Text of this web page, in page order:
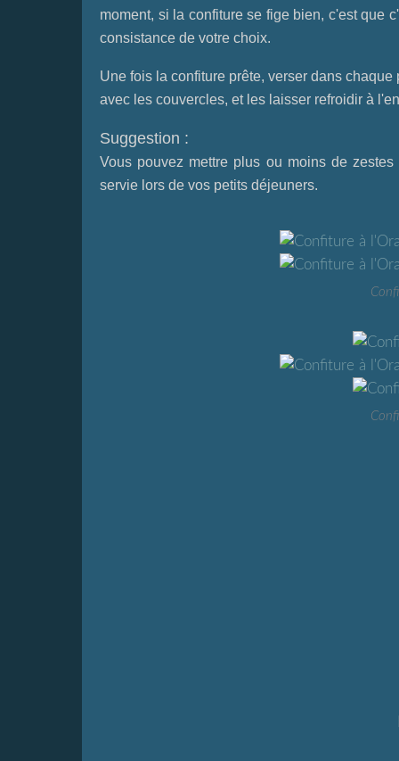
moment, si la confiture se fige bien, c'est que
consistance de votre choix.
Une fois la confiture prête, verser dans
avec les couvercles, et les laisser refroidir à
Suggestion :
Vous pouvez mettre plus ou moins de
servie lors de vos petits déjeuners.